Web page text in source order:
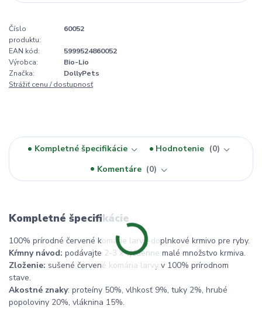
Číslo
produktu:
60052
EAN kód:
5999524860052
Výrobca:
Bio-Lio
Značka:
DollyPets
Strážiť cenu / dostupnosť
Kompletné špecifikácie Hodnotenie
0
Komentáre
0
Kompletné špecifikácie
100% prírodné červené komárie larvy-doplnkové krmivo pre ryby.
Kŕmny návod: podávajte 2-3 x týždenne malé množstvo krmiva.
Zloženie: sušené červené komária larvy v 100% prírodnom
stave.
Akostné znaky: proteíny 50%, vlhkosť 9%, tuky 2%, hrubé
popoloviny 20%, vláknina 15%.